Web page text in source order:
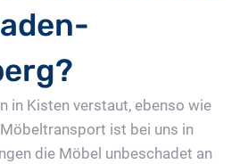
in Kisten verstaut, ebenso wie
ist bei uns in
die Möbel unbeschadet an